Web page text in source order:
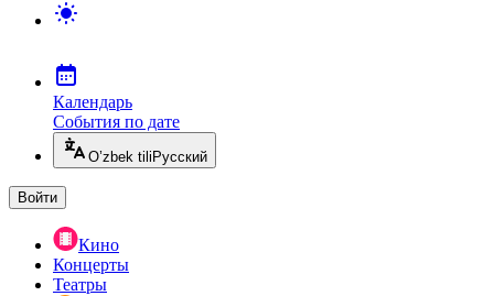
Календарь
События по дате
O’zbek tili Русский
Войти
Кино
Концерты
Театры